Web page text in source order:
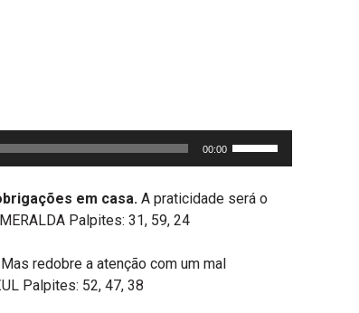
00:00
para
em casa. A praticidade será o
Palpites: 31, 59, 24
Mas redobre a atenção com um mal
Palpites: 52, 47, 38